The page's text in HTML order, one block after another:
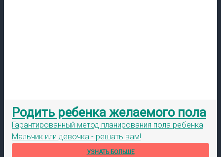
Родить ребенка желаемого пола
Гарантированный метод планирования пола ребенка
Мальчик или девочка - решать вам!
УЗНАТЬ БОЛЬШЕ